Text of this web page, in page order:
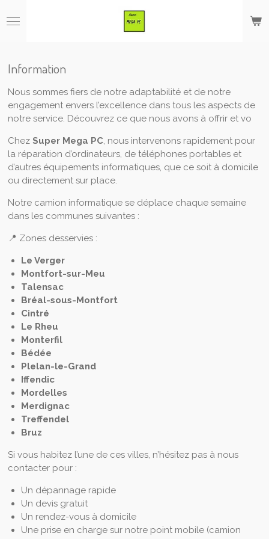
au
Information
Nous sommes fiers de notre adaptabilité et de notre
engagement envers l’excellence dans tous les aspects de
notre service. Découvrez ce que nous avons à offrir et vo
Chez Super Mega PC, nous intervenons rapidement pour
la réparation d’ordinateurs, de téléphones portables et
d’autres équipements informatiques, que ce soit à domicile
ou directement sur place.
Notre camion informatique se déplace chaque semaine
dans les communes suivantes :
📍 Zones desservies :
Le Verger
Montfort-sur-Meu
Talensac
Bréal-sous-Montfort
Cintré
Le Rheu
Monterfil
Bédée
Plelan-le-Grand
Iffendic
Mordelles
Merdignac
Treffendel
Bruz
Si vous habitez l’une de ces villes, n’hésitez pas à nous
contacter pour :
Un dépannage rapide
Un devis gratuit
Un rendez-vous à domicile
Une prise en charge sur notre point mobile (camion